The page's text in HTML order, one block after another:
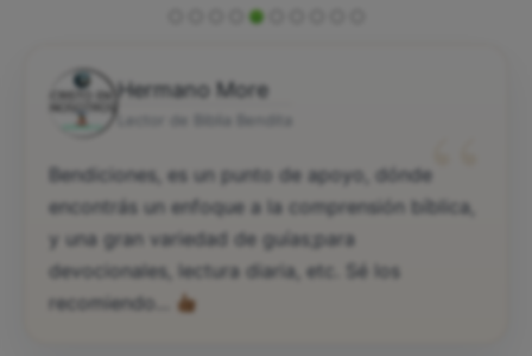
Hermano More
“
Bendiciones, es un punto de apoyo, dónde
encontrás un enfoque a la comprensión bíblica,
y una gran variedad de guías;para
devocionales, lectura diaria, etc. Sé los
recomiendo...